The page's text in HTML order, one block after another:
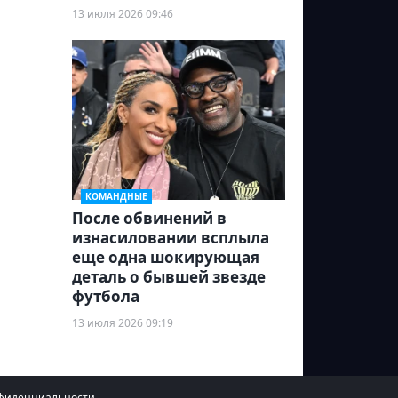
13 июля 2026 09:46
КОМАНДНЫЕ
После обвинений в
изнасиловании всплыла
еще одна шокирующая
деталь о бывшей звезде
футбола
13 июля 2026 09:19